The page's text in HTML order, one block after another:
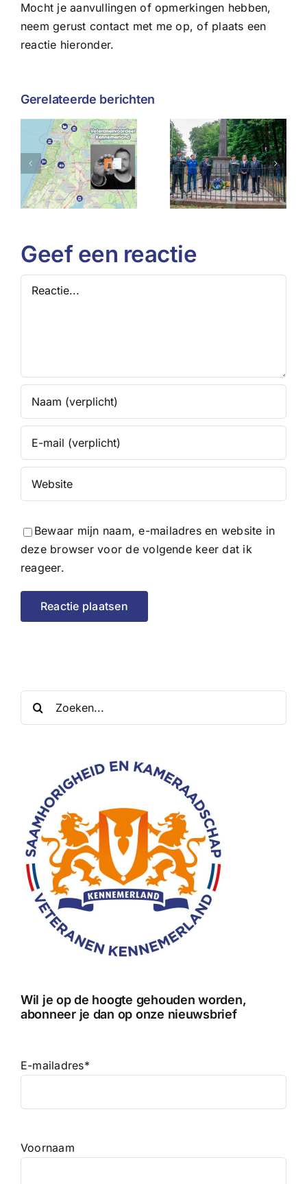
Mocht je aanvullingen of opmerkingen hebben,
neem gerust contact met me op, of plaats een
reactie hieronder.
Gerelateerde berichten
Herdenking
Slag bij het
Manpad
houdt
geschiedenis
afgelasting
van
ons
misschien
Geef een reactie
Reactie
Bewaar mijn naam, e-mailadres en website in
deze browser voor de volgende keer dat ik
reageer.
naar:
Wil je op de hoogte gehouden worden,
abonneer je dan op onze nieuwsbrief
E-mailadres*
Voornaam